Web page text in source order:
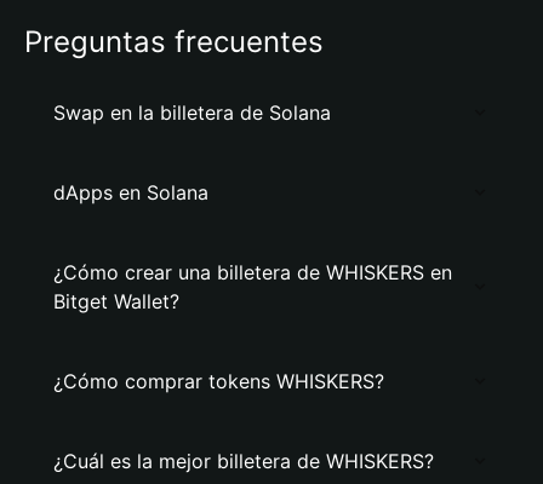
Preguntas frecuentes
Swap en la billetera de Solana
dApps en Solana
¿Cómo crear una billetera de WHISKERS en
Bitget Wallet?
¿Cómo comprar tokens WHISKERS?
¿Cuál es la mejor billetera de WHISKERS?